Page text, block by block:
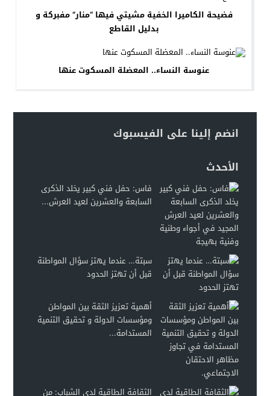
فضيحة الكاميرا الخفية مشيتي فيها “منار” مفبركة و
بدليل القاطع
عنوسة النساء.. المعضلة المسكوت عنها
انضم إلينا على الفيسبوك
الأحدث
فاس: حفل فني كبير يخلد الذكرى
السابعة والعشرين لعيد العرش...
سبتة… عندما يهتز سؤال المواطنة
قبل أن تهتز الحدود
أهمية تعزيز الثقة بين المواطن
ومؤسسات الدولة و تحقيق التنمية
المستدامة...
الثقافة الطاقية لدى الشباب: من